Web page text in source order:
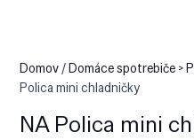
Domov/Domáce spotrebiče >
Polica mini chladničky
NA Polica mini